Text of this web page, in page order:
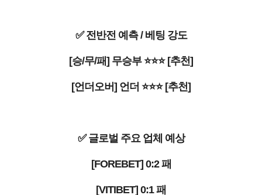
✅ 전반전 예측 / 베팅 강도
[승/무/패] 무승부 ⭐⭐⭐ [추천]
[언더오버] 언더 ⭐⭐⭐ [추천]
✅ 글로벌 주요 업체 예상
[FOREBET] 0:2 패
[VITIBET] 0:1 패